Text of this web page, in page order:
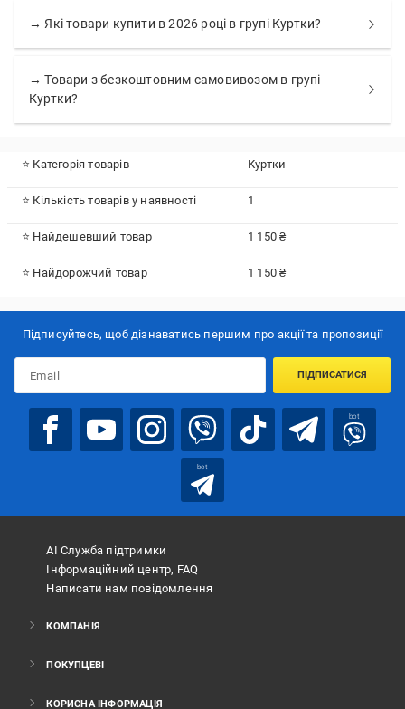
→ Які товари купити в 2026 році в групі Куртки?
→ Товари з безкоштовним самовивозом в групі
Куртки?
⭐ Категорія товарів Куртки
⭐ Кількість товарів у наявності 1
⭐ Найдешевший товар 1 150 ₴
⭐ Найдорожчий товар 1 150 ₴
Підписуйтесь, щоб дізнаватись першим про акції та пропозиції
ПІДПИСАТИСЯ
bot
bot
АІ Служба підтримки
Інформаційний центр, FAQ
Написати нам повідомлення
КОМПАНІЯ
ПОКУПЦЕВІ
КОРИСНА ІНФОРМАЦІЯ